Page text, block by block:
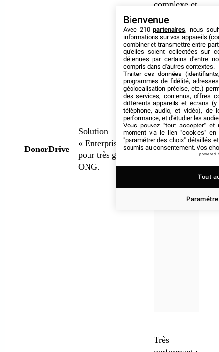
DonorDrive
Solution
« Enterprise »
pour très grandes
ONG.
complexe et
coûteux,
nécessitant
souvent des
mois de mise
en place.
Charitywall
offre une
agilité
supérieure pour
des
événements
ponctuels.
Très
Bienvenue
Avec 210 partenaires, nous
informations sur vos appareils
combiner et transmettre entre
qu'elles soient collectées sur
détenues par certains d'entre
compris dans d'autres contextes.
Traiter ces données
programmes de fidélité,
géolocalisation précise, etc.)
des services, contenus, offres
différents appareils et écrans (y
téléphone, audio, et vidéo), de
performance, et d'étudier les
Vous pouvez "tout accepter" et
moment via le lien "cookies" en
"paramétrer des choix" détaillés
soumis au consentement. Vos
powered
Tout